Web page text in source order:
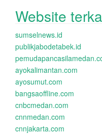
Website
sumselnews.id
publikjabodetabek.id
ayokalimantan.com
ayosumut.com
bangsaoffline.com
cnbcmedan.com
cnnmedan.com
cnnjakarta.com